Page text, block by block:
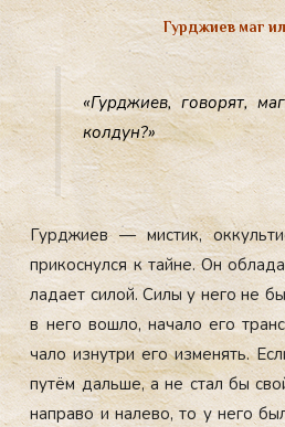
Гурджиев маг
«Гур­джи­ев, го­ворят,
кол­дун?»
Гур­джи­ев — мис­тик,
при­кос­нулся к тай­не. Он
ла­да­ет си­лой. Си­лы у не­го не
в не­го вош­ло, на­чало его
чало из­нутри его из­ме­нять.
пу­тём даль­ше, а не стал бы
нап­ра­во и на­лево, то у не­го